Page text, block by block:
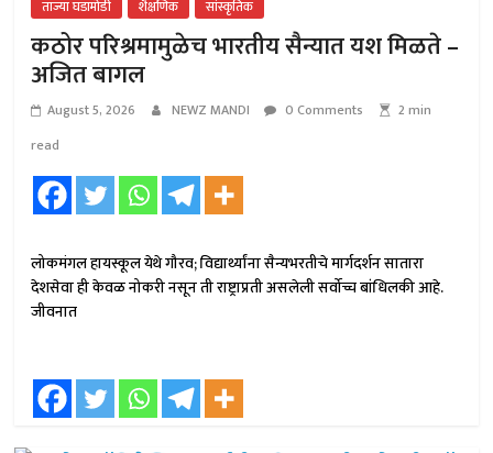
ताज्या घडामोडी शैक्षणिक सांस्कृतिक
कठोर परिश्रमामुळेच भारतीय सैन्यात यश मिळते –
अजित बागल
August 5, 2026 NEWZ MANDI 0 Comments
2 min
read
लोकमंगल हायस्कूल येथे गौरव; विद्यार्थ्यांना सैन्यभरतीचे मार्गदर्शन सातारा
देशसेवा ही केवळ नोकरी नसून ती राष्ट्राप्रती असलेली सर्वोच्च बांधिलकी आहे.
जीवनात